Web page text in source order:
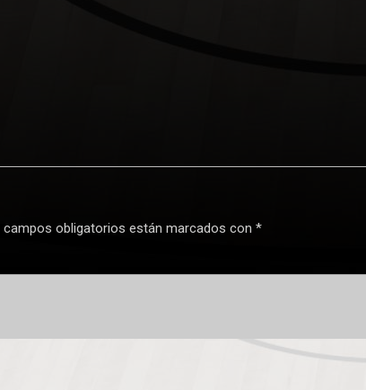
campos obligatorios están marcados con *